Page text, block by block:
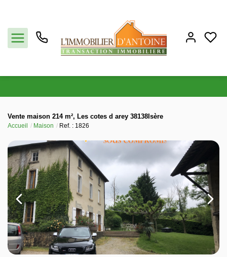
Vendre
Estimation
Notre agence
Partenaires
Nos avis
Vente maison 214 m², Les cotes d arey 38138Isère
Accueil Maison Ref. : 1826